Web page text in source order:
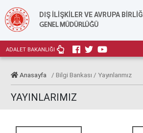
DIŞ İLİŞKİLER VE AVRUPA BİRLİĞİ
GENEL MÜDÜRLÜĞÜ
ADALET BAKANLIĞI
Anasayfa / Bilgi Bankası / Yayınlarımız
YAYINLARIMIZ